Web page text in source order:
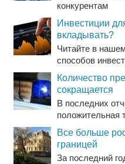
конкурентам
Инвестиции
вкладывать?
Читайте в
способов
Количество
сокращается
В последних
положительная
Все больше
границей
За последний